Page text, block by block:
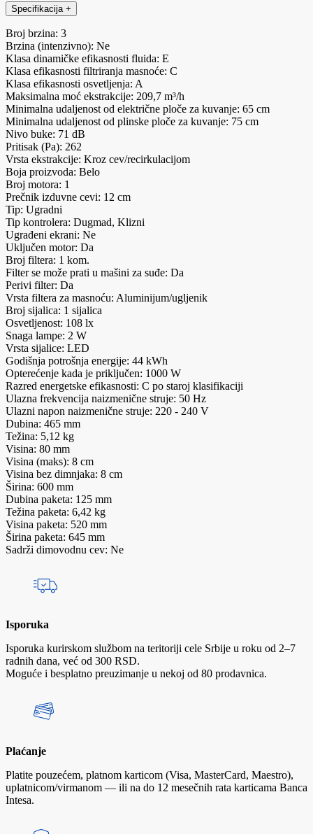
Specifikacija +
Broj brzina: 3
Brzina (intenzivno): Ne
Klasa dinamičke efikasnosti fluida: E
Klasa efikasnosti filtriranja masnoće: C
Klasa efikasnosti osvetljenja: A
Maksimalna moć ekstrakcije: 209,7 m³/h
Minimalna udaljenost od električne ploče za kuvanje: 65 cm
Minimalna udaljenost od plinske ploče za kuvanje: 75 cm
Nivo buke: 71 dB
Pritisak (Pa): 262
Vrsta ekstrakcije: Kroz cev/recirkulacijom
Boja proizvoda: Belo
Broj motora: 1
Prečnik izduvne cevi: 12 cm
Tip: Ugradni
Tip kontrolera: Dugmad, Klizni
Ugrađeni ekrani: Ne
Uključen motor: Da
Broj filtera: 1 kom.
Filter se može prati u mašini za suđe: Da
Perivi filter: Da
Vrsta filtera za masnoću: Aluminijum/ugljenik
Broj sijalica: 1 sijalica
Osvetljenost: 108 lx
Snaga lampe: 2 W
Vrsta sijalice: LED
Godišnja potrošnja energije: 44 kWh
Opterećenje kada je priključen: 1000 W
Razred energetske efikasnosti: C po staroj klasifikaciji
Ulazna frekvencija naizmenične struje: 50 Hz
Ulazni napon naizmenične struje: 220 - 240 V
Dubina: 465 mm
Težina: 5,12 kg
Visina: 80 mm
Visina (maks): 8 cm
Visina bez dimnjaka: 8 cm
Širina: 600 mm
Dubina paketa: 125 mm
Težina paketa: 6,42 kg
Visina paketa: 520 mm
Širina paketa: 645 mm
Sadrži dimovodnu cev: Ne
Isporuka
Isporuka kurirskom službom na teritoriji cele Srbije u roku od 2–7
radnih dana, već od 300 RSD.
Moguće i besplatno preuzimanje u nekoj od 80 prodavnica.
Plaćanje
Platite pouzećem, platnom karticom (Visa, MasterCard, Maestro),
uplatnicom/virmanom — ili na do 12 mesečnih rata karticama Banca
Intesa.